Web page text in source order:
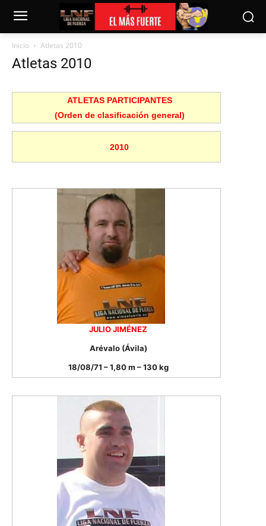
Inicio Atletas 2010
Atletas 2010
ATLETAS PARTICIPANTES
(Orden de clasificación general)
2010
JULIO JIMÉNEZ
Arévalo (Ávila)
18/08/71 – 1,80 m – 130 kg